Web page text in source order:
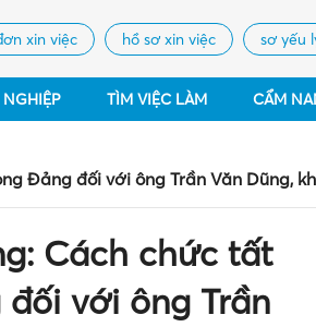
xin việc hồ sơ xin việc sơ yếu
TÌM VIỆC LÀM CẨM
Đảng đối với ông Trần Văn Dũng,
Cách chức tất
với ông Trần